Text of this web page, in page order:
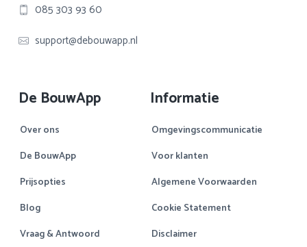
085 303 93 60
support@debouwapp.nl
De BouwApp
Over ons
De BouwApp
Prijsopties
Blog
Vraag & Antwoord
Informatie
Omgevingscommunicatie
Voor klanten
Algemene Voorwaarden
Cookie Statement
Disclaimer